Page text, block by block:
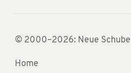
© 2000–2026: Neue
Home